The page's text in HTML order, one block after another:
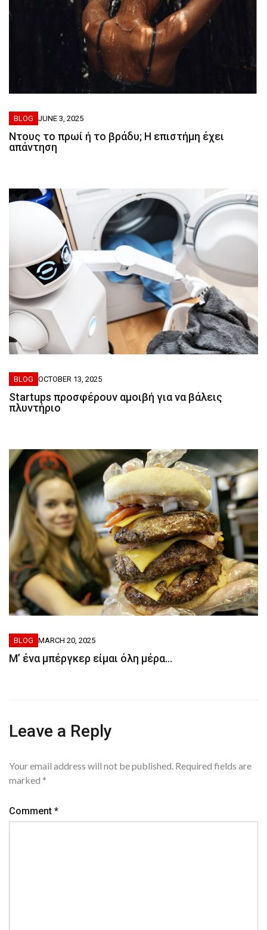
BLOG JUNE 3, 2025
Ντους το πρωί ή το βράδυ; Η επιστήμη έχει
απάντηση
BLOG OCTOBER 13, 2025
Startups προσφέρουν αμοιβή για να βάλεις
πλυντήριο
BLOG MARCH 20, 2025
M’ ένα μπέργκερ είμαι όλη μέρα…
Leave a Reply
Your email address will not be published. Required fields are
marked *
Comment *